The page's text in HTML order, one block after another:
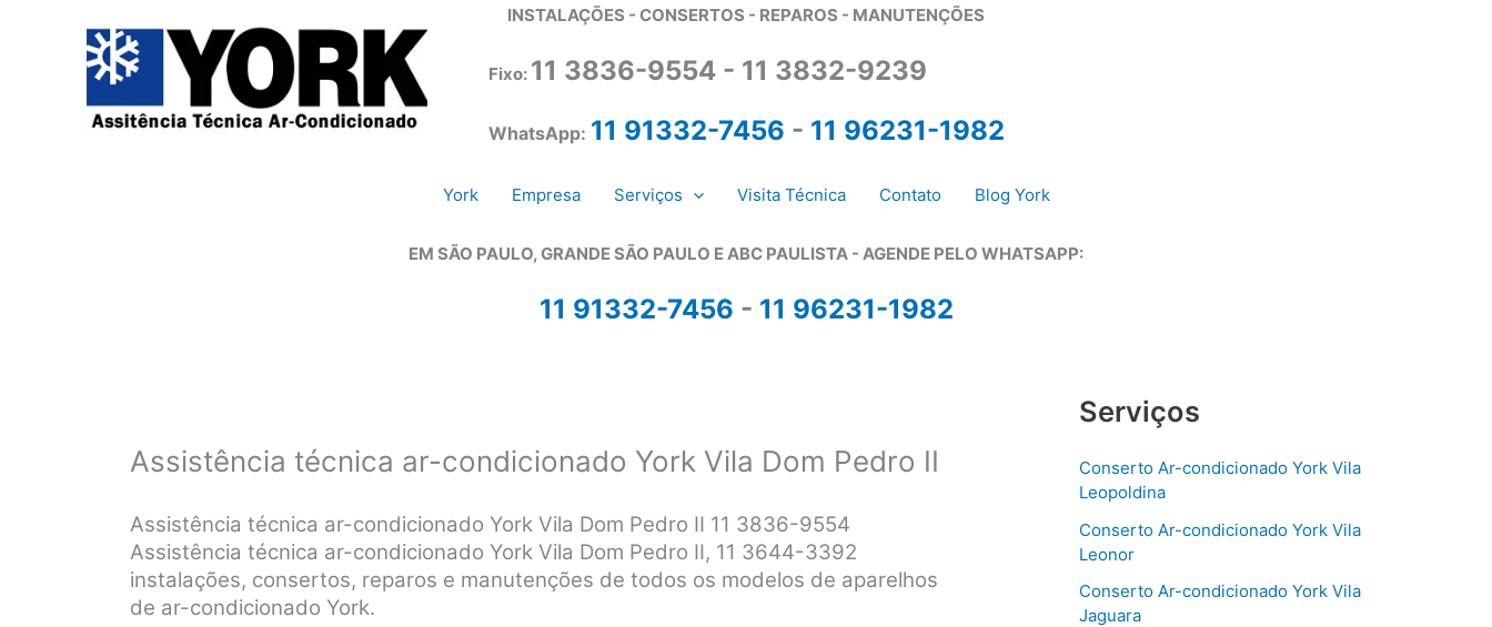
INSTALAÇÕES - CONSERTOS - REPAROS - MANUTENÇÕES
Fixo: 11 3836-9554 - 11 3832-9239
WhatsApp: 11 91332-7456 - 11 96231-1982
York Empresa Serviços Visita Técnica Contato Blog York
EM SÃO PAULO, GRANDE SÃO PAULO E ABC PAULISTA - AGENDE PELO WHATSAPP:
11 91332-7456 - 11 96231-1982
Assistência técnica ar-condicionado York Vila Dom Pedro II
Assistência técnica ar-condicionado York Vila Dom Pedro II 11 3836-9554
Assistência técnica ar-condicionado York Vila Dom Pedro II, 11 3644-3392
instalações, consertos, reparos e manutenções de todos os modelos de aparelhos
de ar-condicionado York.
Serviços
Conserto Ar-condicionado York Vila
Leopoldina
Conserto Ar-condicionado York Vila
Leonor
Conserto Ar-condicionado York Vila
Jaguara